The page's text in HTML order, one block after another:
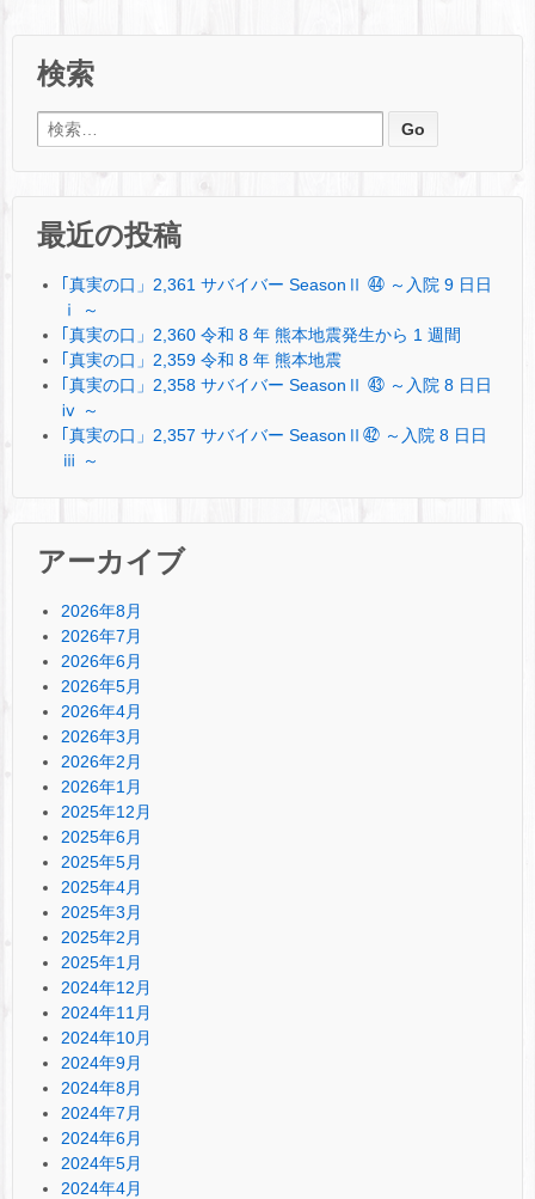
検索
検索:
最近の投稿
｢真実の口」2,361 サバイバー SeasonⅡ ㊹ ～入院 9 日日
ⅰ ～
｢真実の口」2,360 令和 8 年 熊本地震発生から 1 週間
｢真実の口」2,359 令和 8 年 熊本地震
｢真実の口」2,358 サバイバー SeasonⅡ ㊸ ～入院 8 日日
ⅳ ～
｢真実の口」2,357 サバイバー SeasonⅡ㊷ ～入院 8 日日
ⅲ ～
アーカイブ
2026年8月
2026年7月
2026年6月
2026年5月
2026年4月
2026年3月
2026年2月
2026年1月
2025年12月
2025年6月
2025年5月
2025年4月
2025年3月
2025年2月
2025年1月
2024年12月
2024年11月
2024年10月
2024年9月
2024年8月
2024年7月
2024年6月
2024年5月
2024年4月